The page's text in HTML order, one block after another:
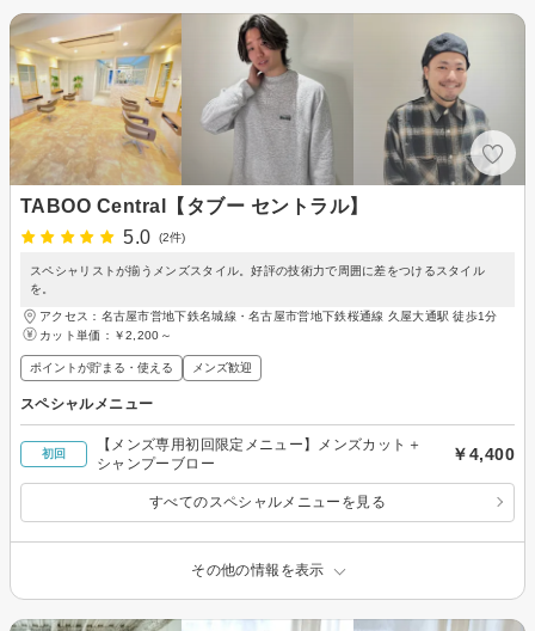
TABOO Central【タブー セントラル】
5.0
(2件)
スペシャリストが揃うメンズスタイル。好評の技術力で周囲に差をつけるスタイル
を。
アクセス：名古屋市営地下鉄名城線・名古屋市営地下鉄桜通線 久屋大通駅 徒歩1分
カット単価： ￥2,200～
ポイントが貯まる・使える メンズ歓迎
スペシャルメニュー
初回
【メンズ専用初回限定メニュー】メンズカット＋
シャンプーブロー
￥4,400
すべてのスペシャルメニューを見る
その他の情報を表示